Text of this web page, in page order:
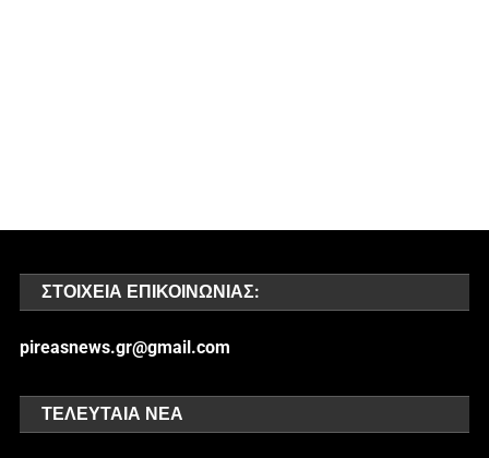
ΣΤΟΙΧΕΊΑ ΕΠΙΚΟΙΝΩΝΊΑΣ:
pireasnews.gr@gmail.com
ΤΕΛΕΥΤΑΊΑ ΝΈΑ